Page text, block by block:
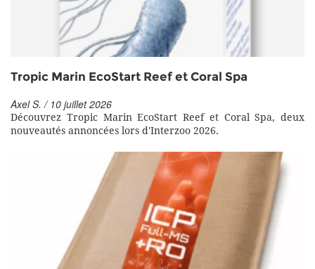
Tropic Marin EcoStart Reef et Coral Spa
Axel S. / 10 juillet 2026
Découvrez Tropic Marin EcoStart Reef et Coral Spa, deux
nouveautés annoncées lors d'Interzoo 2026.